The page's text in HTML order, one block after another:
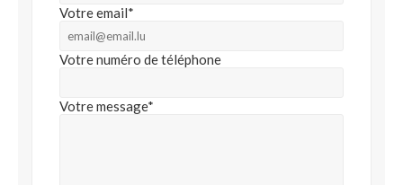
Votre email*
Votre numéro de téléphone
Votre message*